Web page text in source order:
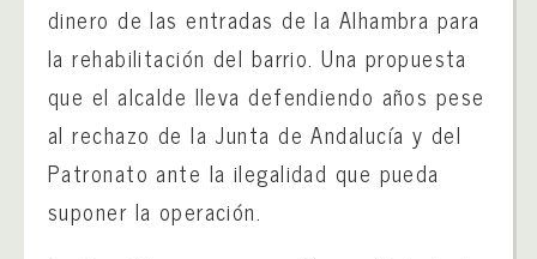
dinero de las entradas de la Alhambra para
la rehabilitación del barrio. Una propuesta
que el alcalde lleva defendiendo años pese
al rechazo de la Junta de Andalucía y del
Patronato ante la ilegalidad que pueda
suponer la operación.